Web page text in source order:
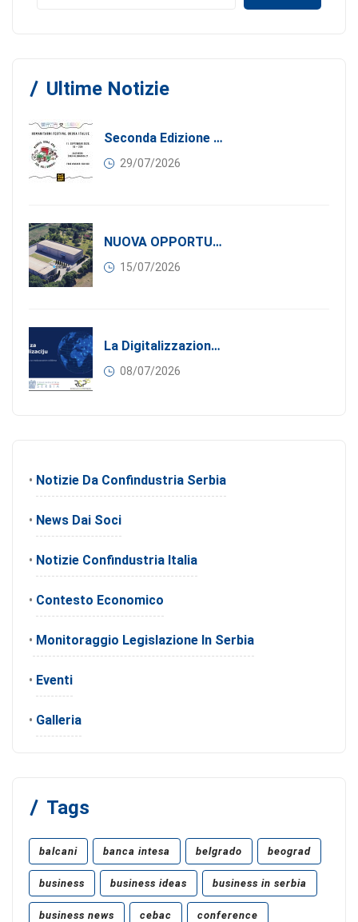
Ultime Notizie
Seconda Edizione Di MANGIA. DONA. AMA: Quando La Gastronomia Incontra La Solidarietà, 11 Settembre 2026
29/07/2026
NUOVA OPPORTUNITÀ DI BUSINESS PER I SOCI DI CONFINDUSTRIA SERBIA: Affitasi Un Moderno Capannone Industriale A Pančevo – 1.200 M² Nella Zona Industriale
15/07/2026
La Digitalizzazione Come Motore Dell’internazionalizzazione
08/07/2026
• Notizie Da Confindustria Serbia
• News Dai Soci
• Notizie Confindustria Italia
• Contesto Economico
• Monitoraggio Legislazione In Serbia
• Eventi
• Galleria
Tags
balcani banca intesa belgrado beograd
business business ideas business in serbia
business news cebac conference